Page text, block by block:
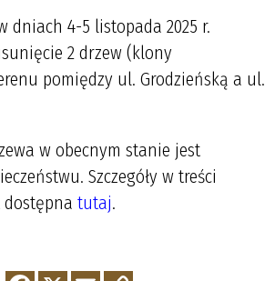
dniach 4-5 listopada 2025 r.
2 drzew (klony
pomiędzy ul. Grodzieńską a ul.
w obecnym stanie jest
Szczegóły w treści
dostępna tutaj.